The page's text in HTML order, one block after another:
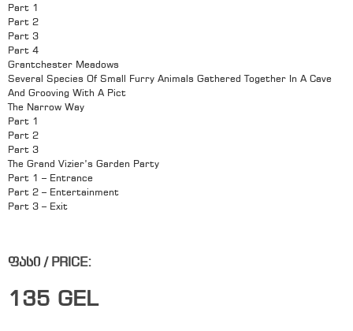
Part 1
Part 2
Part 3
Part 4
Grantchester Meadows
Several Species Of Small Furry Animals Gathered Together In A Cave
And Grooving With A Pict
The Narrow Way
Part 1
Part 2
Part 3
The Grand Vizier’s Garden Party
Part 1 – Entrance
Part 2 – Entertainment
Part 3 – Exit
ფასი / PRICE:
135 GEL